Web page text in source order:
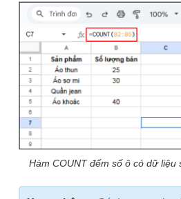
Hàm COUNT đếm số ô có dữ liệu